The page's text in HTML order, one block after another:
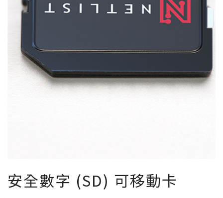
安全數字 (SD) 可移動卡